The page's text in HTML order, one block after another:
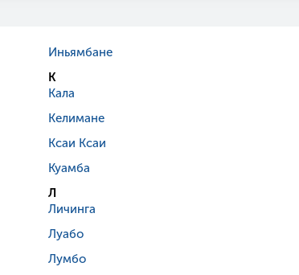
Иньямбане
К
Кала
Келимане
Ксаи Ксаи
Куамба
Л
Личинга
Луабо
Лумбо